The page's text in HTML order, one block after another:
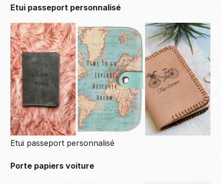
Etui passeport personnalisé
Etui passeport personnalisé
Porte papiers voiture